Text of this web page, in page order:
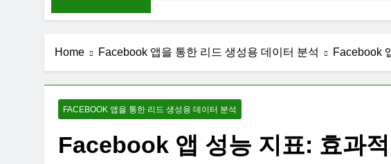
Home Facebook 앱을 통한 리드 생성용 데이터 분석 Facebook
FACEBOOK 앱을 통한 리드 생성용 데이터 분석
Facebook 앱 성능 지표: 효과